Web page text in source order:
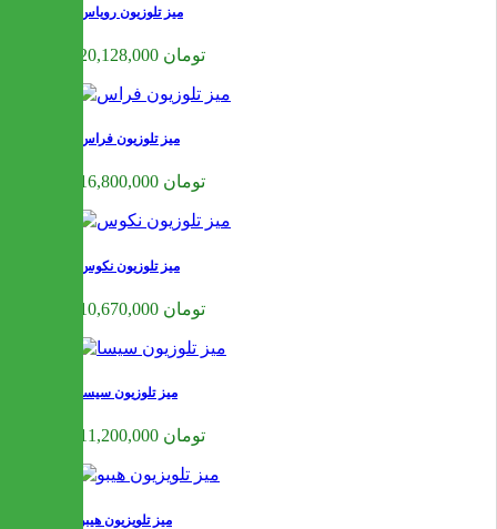
میز تلوزیون رویاس
20,128,000 تومان
میز تلوزیون فراس
16,800,000 تومان
میز تلوزیون نکوس
10,670,000 تومان
میز تلوزیون سیسا
11,200,000 تومان
میز تلویزیون هیبو